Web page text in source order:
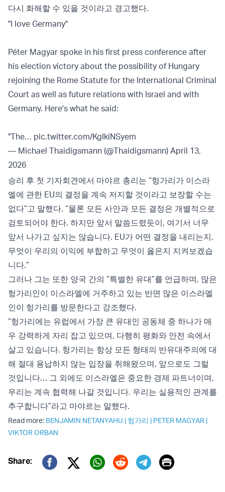
다시 화해할 수 있을 것이라고 경고했다.
"I love Germany"
Péter Magyar spoke in his first press conference after
his election victory about the possibility of Hungary
rejoining the Rome Statute for the International Criminal
Court as well as future relations with Israel and with
Germany. Here's what he said:
"The… pic.twitter.com/KgIkiNSyem
— Michael Thaidigsmann (@Thaidigsmann) April 13,
2026
승리 후 첫 기자회견에서 마야르 총리는 “헝가리가 이스라
엘에 관한 EU의 결정을 계속 저지할 것이라고 보장할 수는
없다”고 말했다. “물론 모든 사안과 모든 결정은 개별적으로
검토되어야 한다. 하지만 앞서 말씀드렸듯이, 여기서 너무
앞서 나가고 싶지는 않습니다. EU가 어떤 결정을 내리는지,
무엇이 우리의 이익에 부합하고 무엇이 옳은지 지켜보겠습
니다.”
그러나 그는 또한 양국 간의 “특별한 유대”를 언급하며, 많은
헝가리인이 이스라엘에 거주하고 있는 반면 많은 이스라엘
인이 헝가리를 방문한다고 강조했다.
“헝가리에는 유럽에서 가장 큰 유대인 공동체 중 하나가 매
우 강력하게 자리 잡고 있으며, 다행히 평화와 안전 속에서
살고 있습니다. 헝가리는 항상 모든 형태의 반유대주의에 대
해 절대 용납하지 않는 입장을 취해왔으며, 앞으로도 그럴
것입니다… 그 외에도 이스라엘은 중요한 경제 파트너이며,
우리는 계속 협력해 나갈 것입니다. 우리는 실용적인 관계를
추구합니다”라고 마야르는 말했다.
Read more: BENJAMIN NETANYAHU | 헝가리 | PETER MAGYAR |
VIKTOR ORBAN
Share:
Twitter (X)
Print